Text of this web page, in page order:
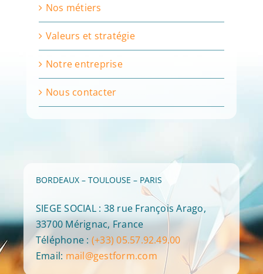
Nos métiers
Valeurs et stratégie
Notre entreprise
Nous contacter
BORDEAUX – TOULOUSE – PARIS
SIEGE SOCIAL : 38 rue François Arago,
33700 Mérignac, France
Téléphone : (+33) 05.57.92.49.00
Email: mail@gestform.com